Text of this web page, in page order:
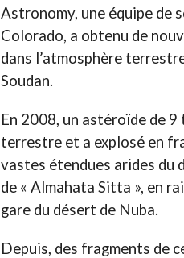
Astronomy, une équipe de
Colorado, a obtenu de
dans l’atmosphère
Soudan.
En 2008, un astéroïde de
terrestre et a explosé en
vastes étendues arides du
de « Almahata Sitta », en
gare du désert de Nuba.
Depuis, des fragments de